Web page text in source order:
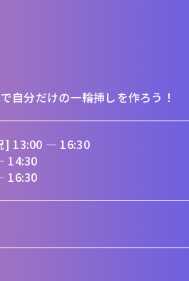
自分だけの一輪挿しを作ろう！
] 13:00 ― 16:30
14:30
16:30